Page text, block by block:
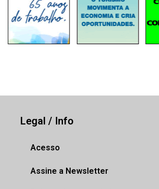
Legal / Info
Acesso
Assine a Newsletter